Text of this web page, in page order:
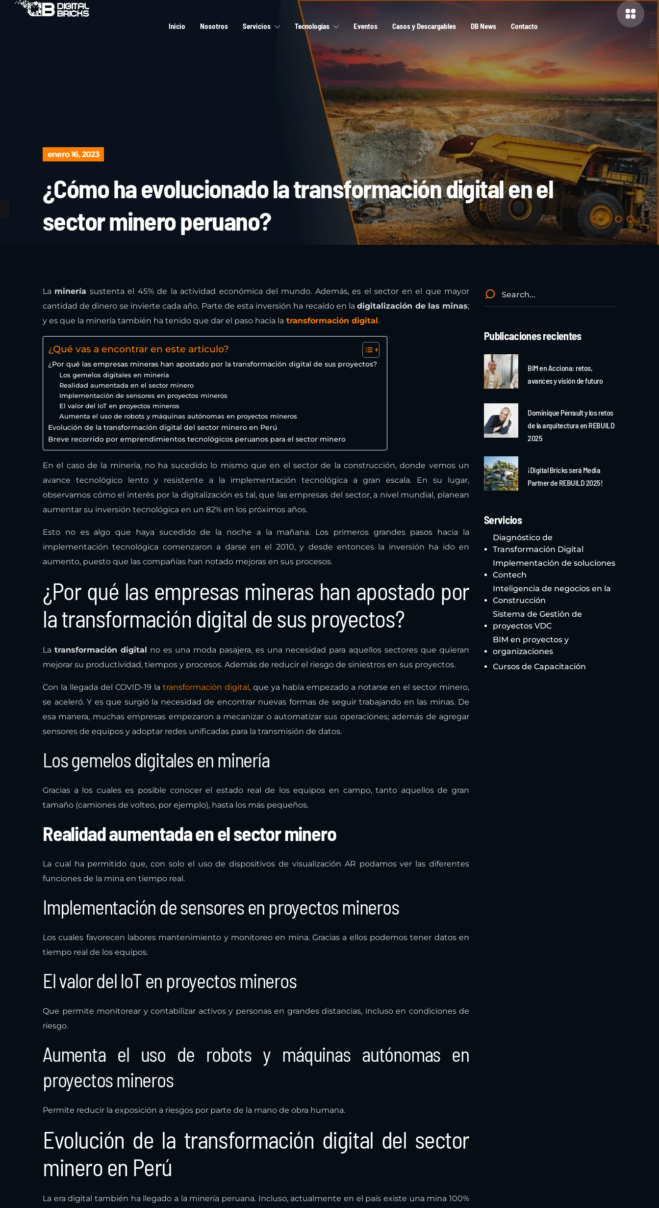
Inicio Nosotros Servicios Tecnologías Eventos Casos y Descargables DB News Contacto
enero 16, 2023
¿Cómo ha evolucionado la transformación digital en el
sector minero peruano?
La minería sustenta el 45% de la actividad económica del mundo. Además, es el sector en el que mayor
cantidad de dinero se invierte cada año. Parte de esta inversión ha recaído en ladigitalización de las minas;
y es que la minería también ha tenido que dar el paso hacia la transformación digital.
¿Qué vas a encontrar en este artículo?
¿Por qué las empresas mineras han apostado por la transformación digital de sus proyectos?
Los gemelos digitales en minería
Realidad aumentada en el sector minero
Implementación de sensores en proyectos mineros
El valor del IoT en proyectos mineros
Aumenta el uso de robots y máquinas autónomas en proyectos mineros
Evolución de la transformación digital del sector minero en Perú
Breve recorrido por emprendimientos tecnológicos peruanos para el sector minero
En el caso de la minería, no ha sucedido lo mismo que en el sector de la construcción, donde vemos un
avance tecnológico lento y resistente a la implementación tecnológica a gran escala. En su lugar,
observamos cómo el interés por la digitalización es tal, que las empresas del sector, a nivel mundial, planean
aumentar su inversión tecnológica en un 82% en los próximos años.
Esto no es algo que haya sucedido de la noche a la mañana. Los primeros grandes pasos hacia la
implementación tecnológica comenzaron a darse en el 2010, y desde entonces la inversión ha ido en
aumento, puesto que las compañías han notado mejoras en sus procesos.
¿Por qué las empresas mineras han apostado por
la transformación digital de sus proyectos?
La transformación digital no es una moda pasajera, es una necesidad para aquellos sectores que quieran
mejorar su productividad, tiempos y procesos. Además de reducir el riesgo de siniestros en sus proyectos.
Con la llegada del COVID-19 la transformación digital, que ya había empezado a notarse en el sector minero,
se aceleró. Y es que surgió la necesidad de encontrar nuevas formas de seguir trabajando en las minas. De
esa manera, muchas empresas empezaron a mecanizar o automatizar sus operaciones; además de agregar
sensores de equipos y adoptar redes unificadas para la transmisión de datos.
Los gemelos digitales en minería
Gracias a los cuales es posible conocer el estado real de los equipos en campo, tanto aquellos de gran
tamaño (camiones de volteo, por ejemplo), hasta los más pequeños.
Realidad aumentada en el sector minero
La cual ha permitido que, con solo el uso de dispositivos de visualización AR podamos ver las diferentes
funciones de la mina en tiempo real.
Implementación de sensores en proyectos mineros
Los cuales favorecen labores mantenimiento y monitoreo en mina. Gracias a ellos podemos tener datos en
tiempo real de los equipos.
El valor del IoT en proyectos mineros
Que permite monitorear y contabilizar activos y personas en grandes distancias, incluso en condiciones de
riesgo.
Aumenta el uso de robots y máquinas autónomas en
proyectos mineros
Permite reducir la exposición a riesgos por parte de la mano de obra humana.
Evolución de la transformación digital del sector
minero en Perú
La era digital también ha llegado a la minería peruana. Incluso, actualmente en el país existe una mina 100%
Publicaciones recientes
BIM en Acciona: retos,
avances y visión de futuro
Dominique Perrault y los retos
de la arquitectura en REBUILD
2025
¡Digital Bricks será Media
Partner de REBUILD 2025!
Servicios
Diagnóstico de
Transformación Digital
Implementación de soluciones
Contech
Inteligencia de negocios en la
Construcción
Sistema de Gestión de
proyectos VDC
BIM en proyectos y
organizaciones
Cursos de Capacitación